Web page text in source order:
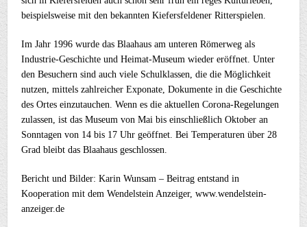
beispielsweise mit den bekannten Kiefersfeldener Ritterspielen.
Im Jahr 1996 wurde das Blaahaus am unteren Römerweg als
Industrie-Geschichte und Heimat-Museum wieder eröffnet. Unter
den Besuchern sind auch viele Schulklassen, die die Möglichkeit
nutzen, mittels zahlreicher Exponate, Dokumente in die Geschichte
des Ortes einzutauchen. Wenn es die aktuellen Corona-Regelungen
zulassen, ist das Museum von Mai bis einschließlich Oktober an
Sonntagen von 14 bis 17 Uhr geöffnet. Bei Temperaturen über 28
Grad bleibt das Blaahaus geschlossen.
Bericht und Bilder: Karin Wunsam – Beitrag entstand in
Kooperation mit dem Wendelstein Anzeiger, www.wendelstein-
anzeiger.de